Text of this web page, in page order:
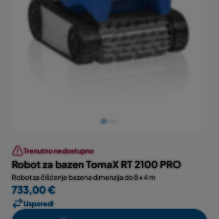
Trenutno nedostupno
Robot za bazen TornaX RT 2100 PRO
Robot za čišćenje bazena dimenzija do 8 x 4 m
733,00 €
Usporedi